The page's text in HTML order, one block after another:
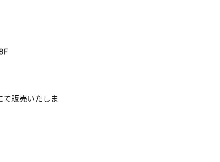
販売いたしま